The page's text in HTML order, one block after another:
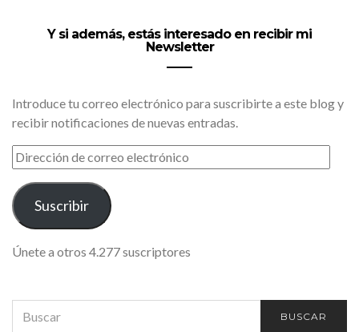
Y si además, estás interesado en recibir mi
Newsletter
Introduce tu correo electrónico para suscribirte a este blog y
recibir notificaciones de nuevas entradas.
DIRECCIÓN
DE
CORREO
ELECTRÓNICO
Suscribir
Únete a otros 4.277 suscriptores
FOR:
BUSCAR